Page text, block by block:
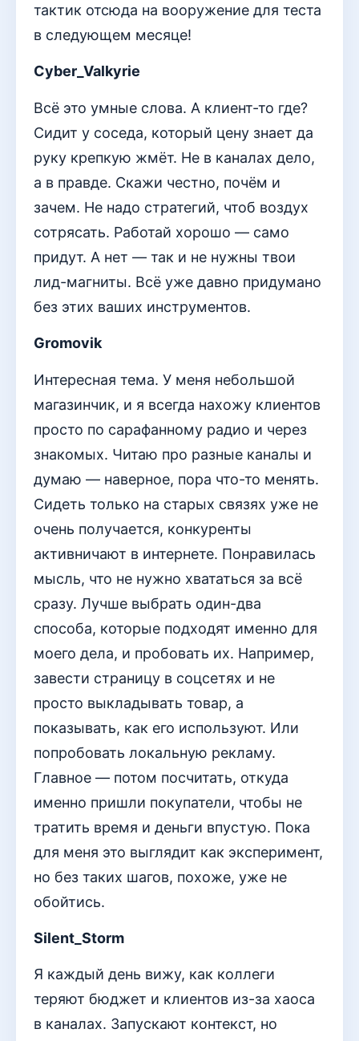
тактик отсюда на вооружение для теста
в следующем месяце!
Cyber_Valkyrie
Всё это умные слова. А клиент-то где?
Сидит у соседа, который цену знает да
руку крепкую жмёт. Не в каналах дело,
а в правде. Скажи честно, почём и
зачем. Не надо стратегий, чтоб воздух
сотрясать. Работай хорошо — само
придут. А нет — так и не нужны твои
лид-магниты. Всё уже давно придумано
без этих ваших инструментов.
Gromovik
Интересная тема. У меня небольшой
магазинчик, и я всегда нахожу клиентов
просто по сарафанному радио и через
знакомых. Читаю про разные каналы и
думаю — наверное, пора что-то менять.
Сидеть только на старых связях уже не
очень получается, конкуренты
активничают в интернете. Понравилась
мысль, что не нужно хвататься за всё
сразу. Лучше выбрать один-два
способа, которые подходят именно для
моего дела, и пробовать их. Например,
завести страницу в соцсетях и не
просто выкладывать товар, а
показывать, как его используют. Или
попробовать локальную рекламу.
Главное — потом посчитать, откуда
именно пришли покупатели, чтобы не
тратить время и деньги впустую. Пока
для меня это выглядит как эксперимент,
но без таких шагов, похоже, уже не
обойтись.
Silent_Storm
Я каждый день вижу, как коллеги
теряют бюджет и клиентов из-за хаоса
в каналах. Запускают контекст, но